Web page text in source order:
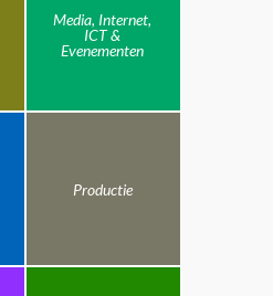
Media, Internet,
ICT &
Evenementen
Productie